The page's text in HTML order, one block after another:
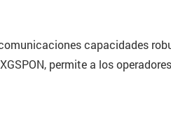
capacidades
permite a los